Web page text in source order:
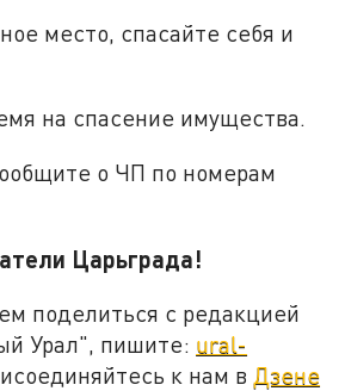
место, спасайте себя и
на спасение имущества.
о ЧП по номерам
Царьграда!
поделиться с редакцией
Урал", пишите: ural-
к нам в Дзене